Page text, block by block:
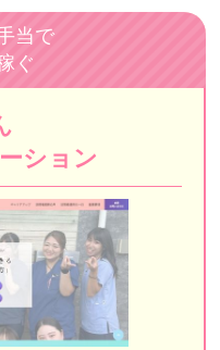
島
ーション昭島
当で
ぐ
ション